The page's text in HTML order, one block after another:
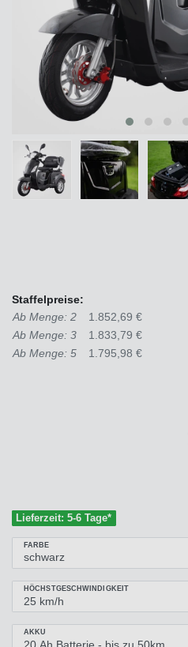
Staffelpreise:
Ab Menge: 2
1.852,69 €
Ab Menge: 3
1.833,79 €
Ab Menge: 5
1.795,98 €
Lieferzeit: 5-6 Tage*
FARBE
HÖCHSTGESCHWINDIGKEIT
AKKU